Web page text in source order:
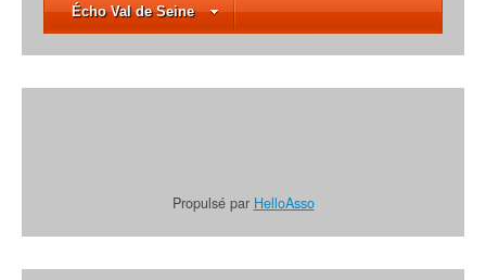
Écho Val de Seine
Propulsé par HelloAsso